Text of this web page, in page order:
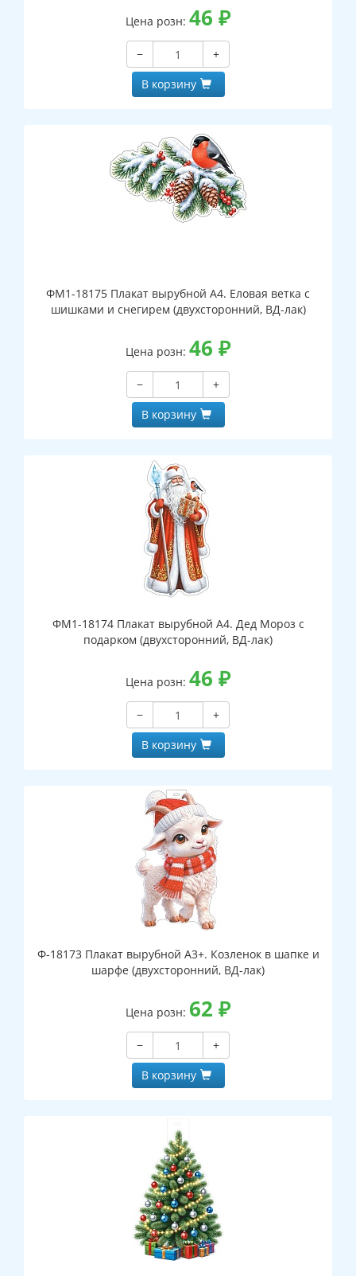
Цена розн: 46 ₽
−
+
В корзину
ФМ1-18175 Плакат вырубной А4. Еловая ветка с
шишками и снегирем (двухсторонний, ВД-лак)
Цена розн: 46 ₽
−
+
В корзину
ФМ1-18174 Плакат вырубной А4. Дед Мороз с
подарком (двухсторонний, ВД-лак)
Цена розн: 46 ₽
−
+
В корзину
Ф-18173 Плакат вырубной А3+. Козленок в шапке и
шарфе (двухсторонний, ВД-лак)
Цена розн: 62 ₽
−
+
В корзину